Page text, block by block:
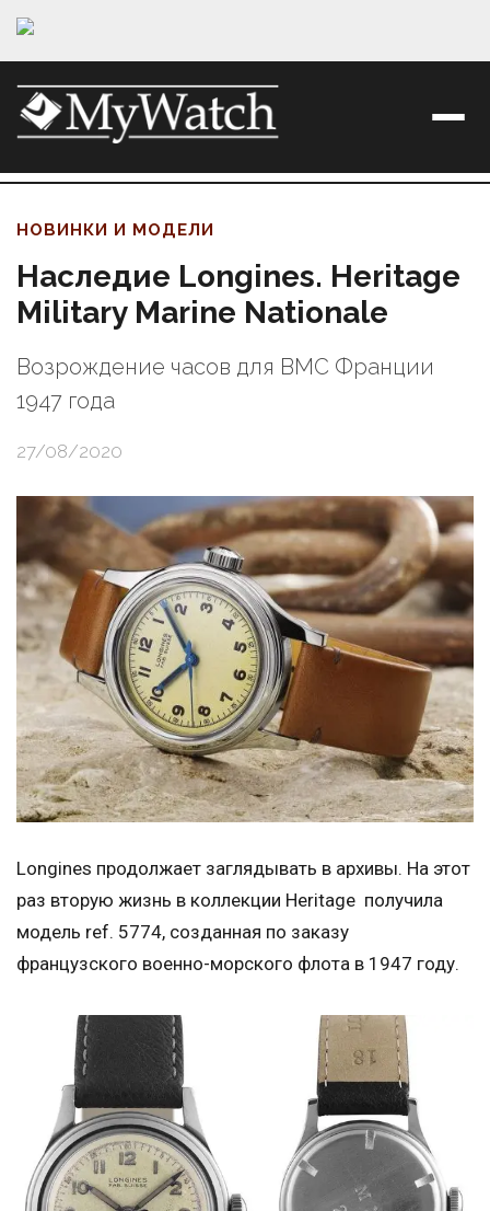
НОВИНКИ И МОДЕЛИ
Наследие Longines. Heritage
Military Marine Nationale
Возрождение часов для ВМС Франции
1947 года
27/08/2020
Longines продолжает заглядывать в архивы. На этот
раз вторую жизнь в коллекции Heritage получила
модель ref. 5774, созданная по заказу
французского военно-морского флота в 1947 году.